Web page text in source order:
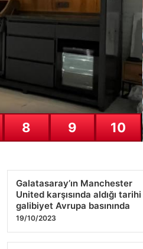
8 9 10
Galatasaray’ın Manchester
United karşısında aldığı tarihi
galibiyet Avrupa basınında
19/10/2023